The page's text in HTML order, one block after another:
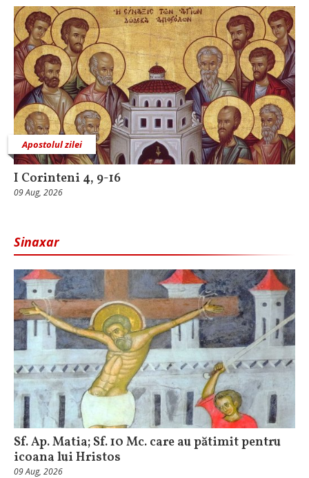
Apostolul zilei
I Corinteni 4, 9-16
09 Aug, 2026
Sinaxar
Sf. Ap. Matia; Sf. 10 Mc. care au pătimit pentru
icoana lui Hristos
09 Aug, 2026